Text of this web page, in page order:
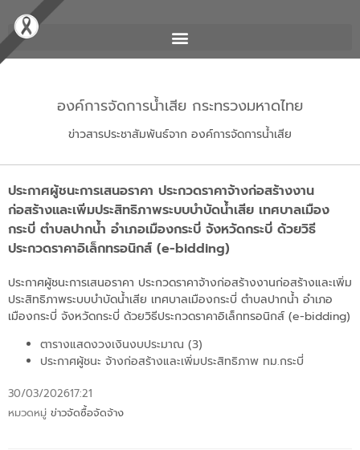
องค์การจัดการน้ำเสีย กระทรวงมหาดไทย
ข่าวสารประชาสัมพันธ์จาก องค์การจัดการน้ำเสีย
ประกาศผู้ชนะการเสนอราคา ประกวดราคาจ้างก่อสร้างงาน
ก่อสร้างและเพิ่มประสิทธิภาพระบบบำบัดน้ำเสีย เทศบาลเมือง
กระบี่ ตำบลปากน้ำ อำเภอเมืองกระบี่ จังหวัดกระบี่ ด้วยวิธี
ประกวดราคาอิเล็กทรอนิกส์ (e-bidding)
ประกาศผู้ชนะการเสนอราคา ประกวดราคาจ้างก่อสร้างงานก่อสร้างและเพิ่ม
ประสิทธิภาพระบบบำบัดน้ำเสีย เทศบาลเมืองกระบี่ ตำบลปากน้ำ อำเภอ
เมืองกระบี่ จังหวัดกระบี่ ด้วยวิธีประกวดราคาอิเล็กทรอนิกส์ (e-bidding)
ตารางแสดงวงเงินงบประมาณ (3)
ประกาศผู้ชนะ จ้างก่อสร้างและเพิ่มประสิทธิภาพ ทม.กระบี่
30/03/202617:21
หมวดหมู่ ข่าวจัดซื้อจัดจ้าง